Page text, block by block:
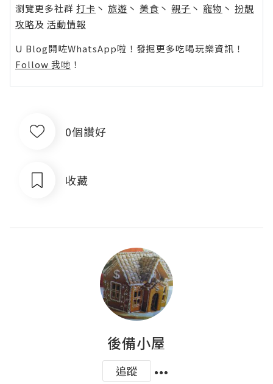
瀏覽更多社群 打卡 丶 旅遊 丶 美食 丶 親子 丶 寵物 丶 扮靚
攻略及 活動情報
U Blog開咗WhatsApp啦！發掘更多吃喝玩樂資訊！
Follow 我哋 ！
0個讚好
收藏
後備小屋
追蹤